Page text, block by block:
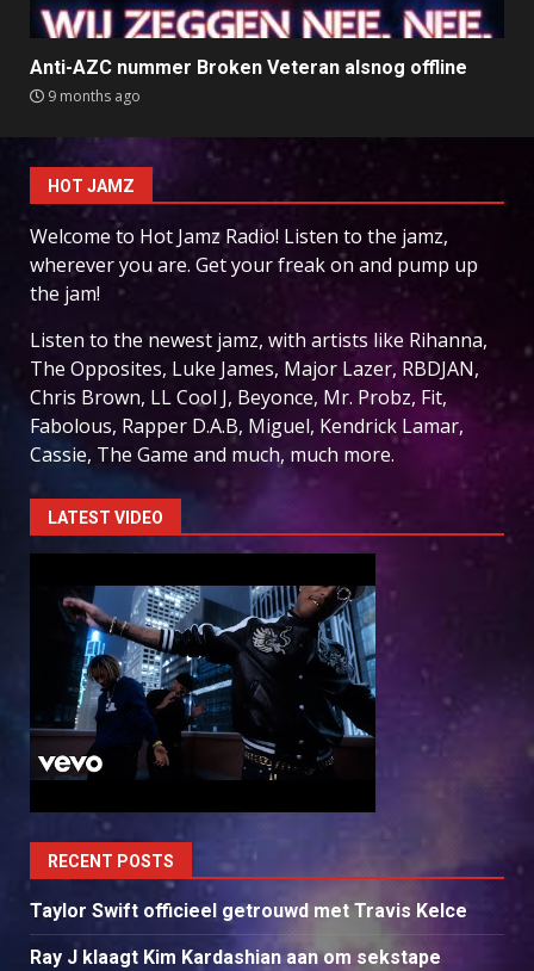
Anti-AZC nummer Broken Veteran alsnog offline
9 months ago
HOT JAMZ
Welcome to Hot Jamz Radio! Listen to the jamz,
wherever you are. Get your freak on and pump up
the jam!
Listen to the newest jamz, with artists like Rihanna,
The Opposites, Luke James, Major Lazer, RBDJAN,
Chris Brown, LL Cool J, Beyonce, Mr. Probz, Fit,
Fabolous, Rapper D.A.B, Miguel, Kendrick Lamar,
Cassie, The Game and much, much more.
LATEST VIDEO
RECENT POSTS
Taylor Swift officieel getrouwd met Travis Kelce
Ray J klaagt Kim Kardashian aan om sekstape